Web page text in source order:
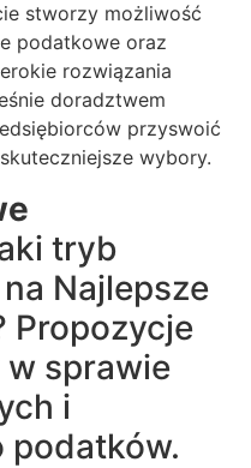
stworzy możliwość
podatkowe oraz
rozwiązania
doradztwem
przyswoić
wybory.
tryb
Najlepsze
Propozycje
sprawie
i
podatków.